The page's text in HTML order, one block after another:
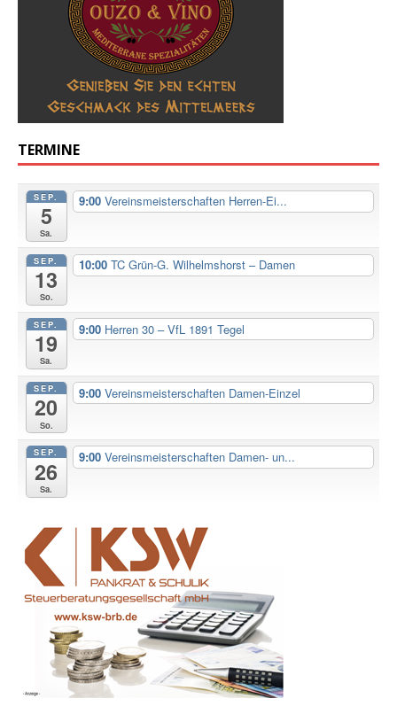
TERMINE
SEP.
5
Sa.
9:00 Vereinsmeisterschaften Herren-Ei...
SEP.
13
So.
10:00 TC Grün-G. Wilhelmshorst – Damen
SEP.
19
Sa.
9:00 Herren 30 – VfL 1891 Tegel
SEP.
20
So.
9:00 Vereinsmeisterschaften Damen-Einzel
SEP.
26
Sa.
9:00 Vereinsmeisterschaften Damen- un...